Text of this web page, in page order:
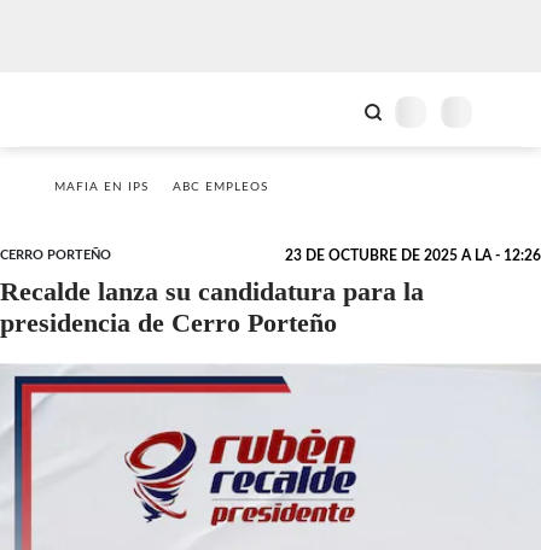
MAFIA EN IPS ABC EMPLEOS
CERRO PORTEÑO 23 DE OCTUBRE DE 2025 A LA - 12:26
Recalde lanza su candidatura para la
presidencia de Cerro Porteño